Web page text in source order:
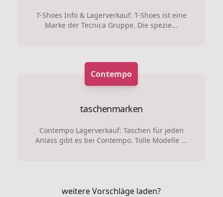
T-Shoes Info & Lagerverkauf: T-Shoes ist eine
Marke der Tecnica Gruppe. Die spezie...
Contempo
taschenmarken
Contempo Lagerverkauf: Taschen für jeden
Anlass gibt es bei Contempo. Tolle Modelle ...
weitere Vorschläge laden?